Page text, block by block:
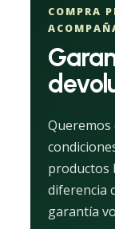
COMPRA
Queremos
productos
diferencia
garantía